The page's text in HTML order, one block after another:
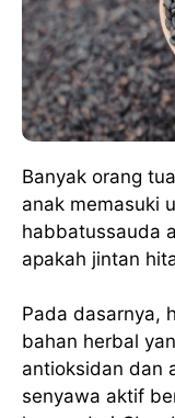
Banyak orang
anak memasuki
habbatussauda
apakah jintan
Pada dasarnya,
bahan herbal
antioksidan dan
senyawa aktif